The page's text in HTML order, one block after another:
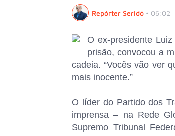
Repórter Seridó • 06:02
O ex-presidente
prisão, convocou a
cadeia. “Vocês vão ver
mais inocente.”
O líder do Partido dos
imprensa – na Rede
Supremo Tribunal